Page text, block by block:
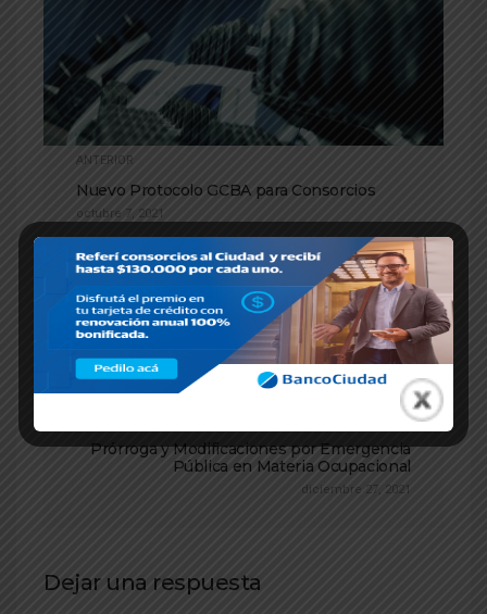
ANTERIOR
Nuevo Protocolo GCBA para Consorcios
octubre 7, 2021
SIGUIENTE
Prórroga y Modificaciones por Emergencia
Pública en Materia Ocupacional
diciembre 27, 2021
Dejar una respuesta